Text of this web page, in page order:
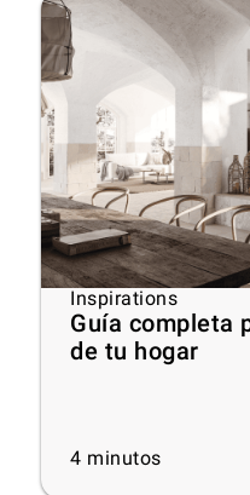
Inspirations
Guía completa
de tu hogar
4 minutos